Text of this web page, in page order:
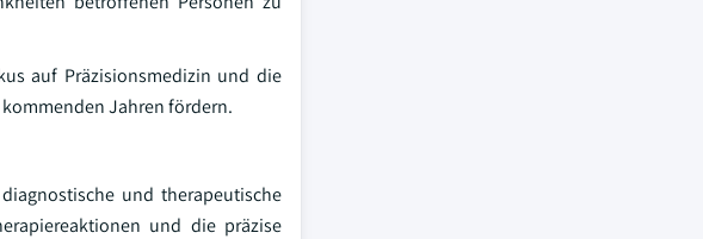
auf Präzisionsmedizin und die
Jahren fördern.
und therapeutische
und die präzise